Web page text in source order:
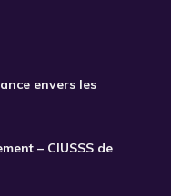
envers les
– CIUSSS de